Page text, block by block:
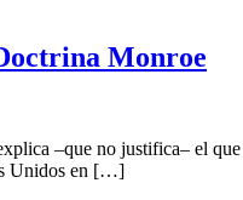
Monroe
–que no justifica– el que
Unidos en […]